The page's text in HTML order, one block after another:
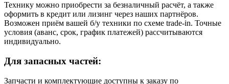
Технику можно приобрести за безналичный расчёт, а также
оформить в кредит или лизинг через наших партнёров.
Возможен приём вашей б/у техники по схеме trade-in. Точные
условия (аванс, срок, график платежей) рассчитываются
индивидуально.
Для запасных частей:
Запчасти и комплектующие доступны к заказу по